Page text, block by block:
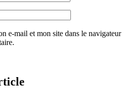
e-mail et mon site dans le navigateur